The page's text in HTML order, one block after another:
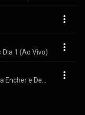
Dia 1 (Ao Vivo)